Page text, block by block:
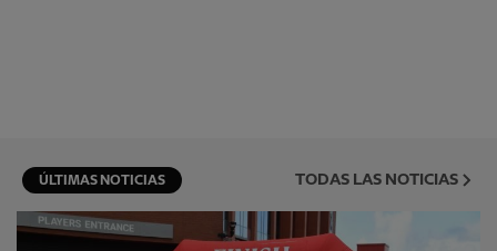
ÚLTIMAS NOTICIAS TODAS LAS NOTICIAS